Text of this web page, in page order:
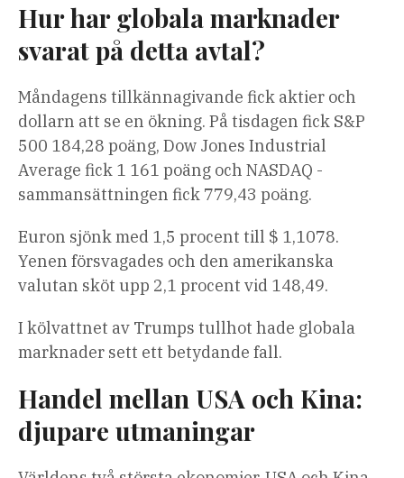
Hur har globala marknader
svarat på detta avtal?
Måndagens tillkännagivande fick aktier och
dollarn att se en ökning. På tisdagen fick S&P
500 184,28 poäng, Dow Jones Industrial
Average fick 1 161 poäng och NASDAQ -
sammansättningen fick 779,43 poäng.
Euron sjönk med 1,5 procent till $ 1,1078.
Yenen försvagades och den amerikanska
valutan sköt upp 2,1 procent vid 148,49.
I kölvattnet av Trumps tullhot hade globala
marknader sett ett betydande fall.
Handel mellan USA och Kina:
djupare utmaningar